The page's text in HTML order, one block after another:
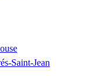
Saint-Jean